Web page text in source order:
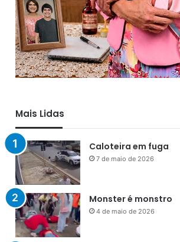
Mais Lidas
Caloteira em fuga
7 de maio de 2026
Monster é monstro
4 de maio de 2026